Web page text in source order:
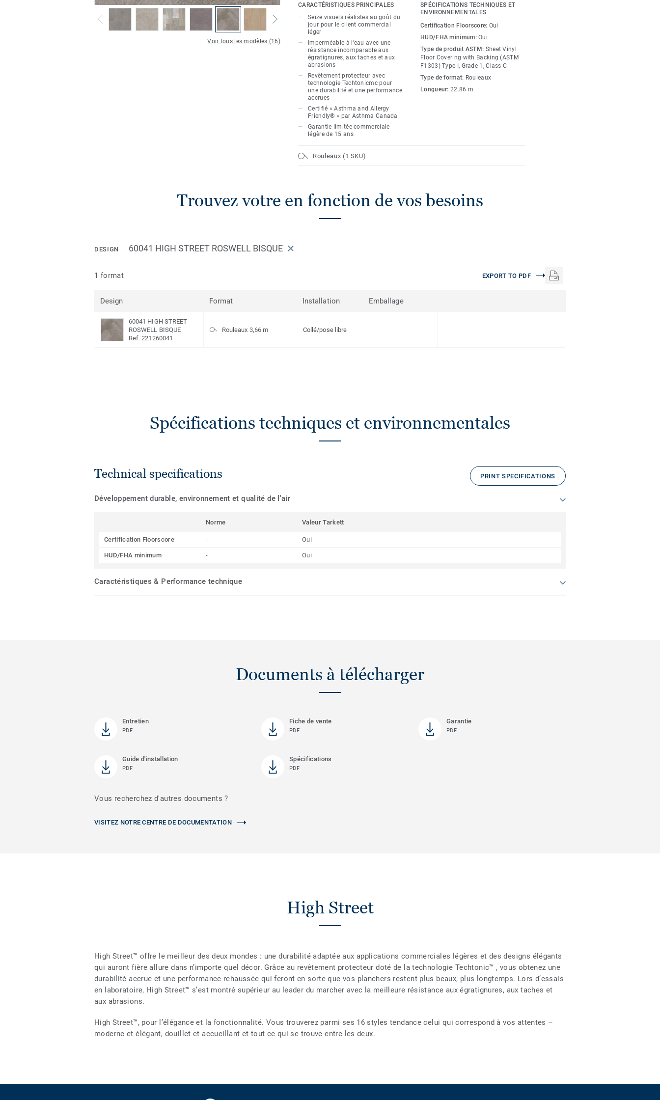
Voir tous les modèles (16)
rehaussée qui feront en sorte que vos planchers restent plus
beaux, plus longtemps. Lors d’essais en laboratoire, High Street™
s’est montré supérieur au leader du marcher avec la meilleure
résistance aux égratignures, aux taches et aux abrasions.
High Street™, pour l’élégance et la fonctionnalité. Vous trouverez
parmi ses 16 styles tendance celui qui correspond à vos
attentes – moderne et élégant, douillet et accueillant et tout ce
qui se trouve entre les deux.
CARACTÉRISTIQUES PRINCIPALES
Seize visuels réalistes au goût du
jour pour le client commercial
léger
Imperméable à l’eau avec une
résistance incomparable aux
égratignures, aux taches et aux
abrasions
Revêtement protecteur avec
technologie Techtonicmc pour
une durabilité et une performance
accrues
Certifié « Asthma and Allergy
Friendly® » par Asthma Canada
Garantie limitée commerciale
légère de 15 ans
SPÉCIFICATIONS TECHNIQUES ET
ENVIRONNEMENTALES
Certification Floorscore: Oui
HUD/FHA minimum:Oui
Type de produit ASTM: Sheet Vinyl
Floor Covering with Backing (ASTM
F1303) Type I, Grade 1, Class C
Type de format: Rouleaux
Longueur: 22.86 m
Rouleaux (1 SKU)
Trouvez votre en fonction de vos besoins
DESIGN 60041 HIGH STREET ROSWELL BISQUE
1 format EXPORT TO PDF
Design Format Installation Emballage
60041 HIGH STREET
ROSWELL BISQUE
Ref. 221260041
Rouleaux 3,66 m Collé/pose libre
Spécifications techniques et environnementales
Technical specifications PRINT SPECIFICATIONS
Développement durable, environnement et qualité de l'air
Norme Valeur Tarkett
Certification Floorscore - Oui
HUD/FHA minimum - Oui
Caractéristiques & Performance technique
Documents à télécharger
Entretien
PDF
Fiche de vente
PDF
Garantie
PDF
Guide d'installation
PDF
Spécifications
PDF
Vous recherchez d'autres documents ?
VISITEZ NOTRE CENTRE DE DOCUMENTATION
High Street
High Street™ offre le meilleur des deux mondes : une durabilité adaptée aux applications commerciales légères et des designs élégants
qui auront fière allure dans n’importe quel décor. Grâce au revêtement protecteur doté de la technologie Techtonic™ , vous obtenez une
durabilité accrue et une performance rehaussée qui feront en sorte que vos planchers restent plus beaux, plus longtemps. Lors d’essais
en laboratoire, High Street™ s’est montré supérieur au leader du marcher avec la meilleure résistance aux égratignures, aux taches et
aux abrasions.
High Street™, pour l’élégance et la fonctionnalité. Vous trouverez parmi ses 16 styles tendance celui qui correspond à vos attentes –
moderne et élégant, douillet et accueillant et tout ce qui se trouve entre les deux.